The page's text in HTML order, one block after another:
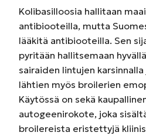
Kolibasilloosia hallitaan
antibiooteilla, mutta
lääkitä antibiooteilla. Sen
pyritään hallitsemaan
sairaiden lintujen
lähtien myös broilerien
Käytössä on sekä
autogeenirokote, joka
broilereista eristettyjä